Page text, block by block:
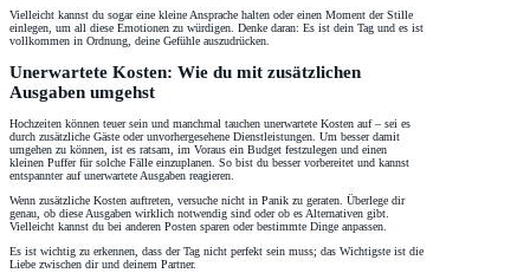
Vielleicht kannst du sogar eine kleine Ansprache halten oder einen Moment der Stille
einlegen, um all diese Emotionen zu würdigen. Denke daran: Es ist dein Tag und es ist
vollkommen in Ordnung, deine Gefühle auszudrücken.
Unerwartete Kosten: Wie du mit zusätzlichen
Ausgaben umgehst
Hochzeiten können teuer sein und manchmal tauchen unerwartete Kosten auf – sei es
durch zusätzliche Gäste oder unvorhergesehene Dienstleistungen. Um besser damit
umgehen zu können, ist es ratsam, im Voraus ein Budget festzulegen und einen
kleinen Puffer für solche Fälle einzuplanen. So bist du besser vorbereitet und kannst
entspannter auf unerwartete Ausgaben reagieren.
Wenn zusätzliche Kosten auftreten, versuche nicht in Panik zu geraten. Überlege dir
genau, ob diese Ausgaben wirklich notwendig sind oder ob es Alternativen gibt.
Vielleicht kannst du bei anderen Posten sparen oder bestimmte Dinge anpassen.
Es ist wichtig zu erkennen, dass der Tag nicht perfekt sein muss; das Wichtigste ist die
Liebe zwischen dir und deinem Partner.